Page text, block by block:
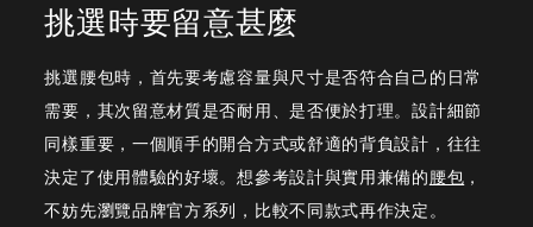
挑選時要留意甚麼
挑選腰包時，首先要考慮容量與尺寸是否符合自己的日常
需要，其次留意材質是否耐用、是否便於打理。設計細節
同樣重要，一個順手的開合方式或舒適的背負設計，往往
決定了使用體驗的好壞。想參考設計與實用兼備的腰包 ，
不妨先瀏覽品牌官方系列，比較不同款式再作決定。